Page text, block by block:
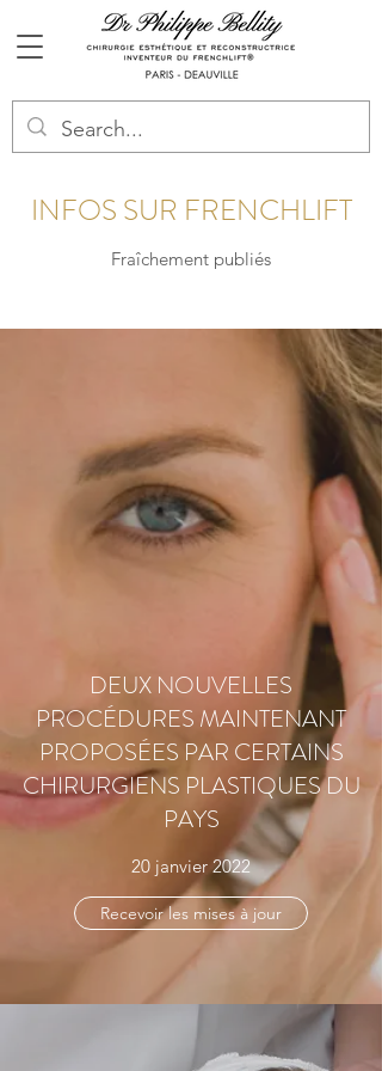
INFOS SUR FRENCHLIFT
Fraîchement publiés
DEUX NOUVELLES
PROCÉDURES MAINTENANT
PROPOSÉES PAR CERTAINS
CHIRURGIENS PLASTIQUES DU
PAYS
20 janvier 2022
Recevoir les mises à jour